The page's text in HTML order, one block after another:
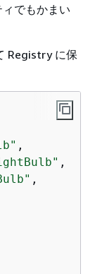
でもかまい
Registry に保
,
,
,